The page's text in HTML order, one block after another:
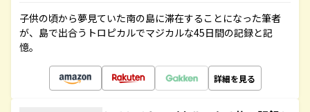
子供の頃から夢見ていた南の島に滞在することになった筆者
が、島で出合うトロピカルでマジカルな45日間の記録と記
憶。
詳細を見る